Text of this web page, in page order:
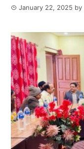
January 22, 2025 by